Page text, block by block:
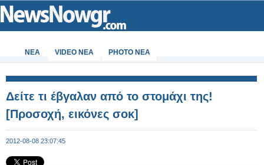
ΝΕΑ VIDEO NEA PHOTO NEA
Δείτε τι έβγαλαν από το στομάχι της!
[Προσοχή, εικόνες σοκ]
2012-08-08 23:07:45